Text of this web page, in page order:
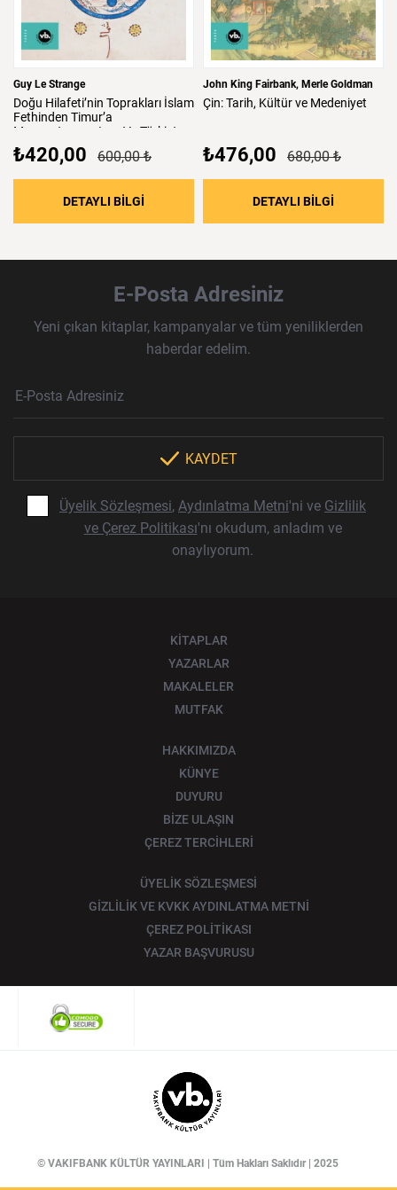
Guy Le Strange
Doğu Hilafeti’nin Toprakları İslam
Fethinden Timur’a
Mezopotamya,
Iran Ve Türkistan
₺420,00 600,00 ₺
DETAYLI BİLGİ : Doğu Hilafeti’nin Toprakları İslam
John King Fairbank Merle Goldman
Çin:Tarih, Kültürve Medeniyet
₺476,00 680,00 ₺
DETAYLI BİLGİ
E-Posta Adresiniz
Yeni çıkan kitaplar, kampanyalar ve tüm yeniliklerden
haberdar edelim.
Haber Bülteni Aboneliği
KAYDET
Üyelik Sözleşmesi, Aydınlatma Metni'ni ve Gizlilik
ve Çerez Politikası'nı okudum, anladım ve
onaylıyorum.
KİTAPLAR
YAZARLAR
MAKALELER
MUTFAK
HAKKIMIZDA
KÜNYE
DUYURU
BİZE ULAŞIN
ÇEREZ TERCİHLERİ
ÜYELİK SÖZLEŞMESİ
GİZLİLİK VE KVKK AYDINLATMA METNİ
ÇEREZ POLİTİKASI
YAZAR BAŞVURUSU
© VAKIFBANK KÜLTÜR YAYINLARI | Tüm Hakları Saklıdır | 2025